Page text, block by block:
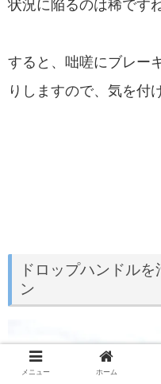
状況に陥るのは稀です
すると、咄嗟にブレー
りしますので、気を付
ドロップハンドル
ン
メニュー ホーム